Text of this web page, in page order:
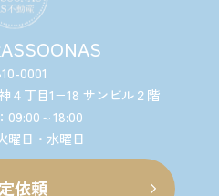
0001
４丁目1−18 サンビル２階
09:00～18:00
曜日・水曜日
依頼